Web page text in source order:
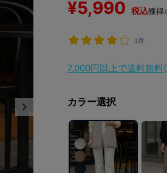
¥5,990 税込獲得
1件
7,000円以上で送料無料
カラー選択